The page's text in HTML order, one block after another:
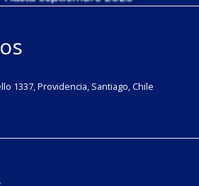
1337, Providencia, Santiago, Chile